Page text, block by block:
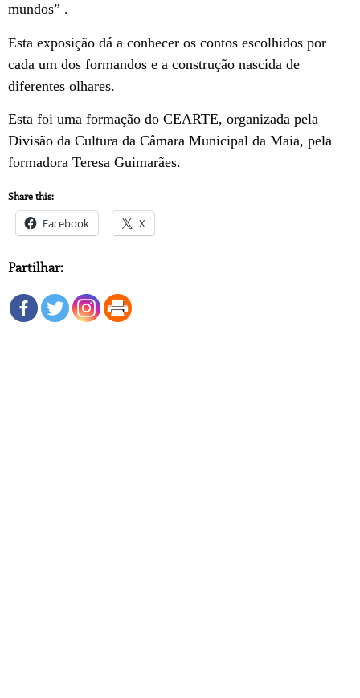
mundos” .
Esta exposição dá a conhecer os contos escolhidos por
cada um dos formandos e a construção nascida de
diferentes olhares.
Esta foi uma formação do CEARTE, organizada pela
Divisão da Cultura da Câmara Municipal da Maia, pela
formadora Teresa Guimarães.
Share this:
Facebook X
Partilhar: